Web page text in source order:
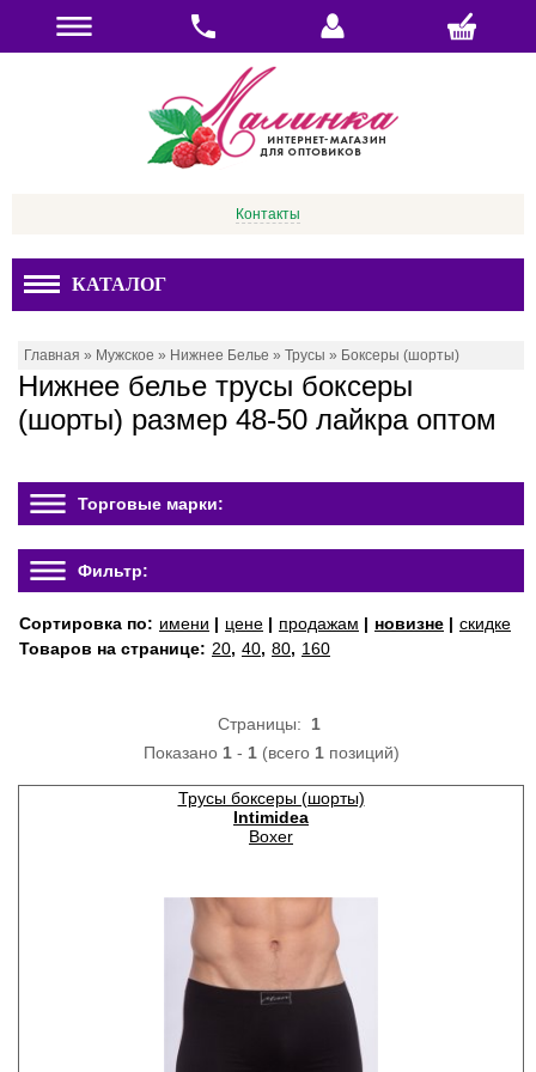
Контакты
КАТАЛОГ
Главная » Мужское » Нижнее Белье » Трусы » Боксеры (шорты)
Нижнее белье трусы боксеры
(шорты) размер 48-50 лайкра оптом
Торговые марки:
Фильтр:
Сортировка по: имени | цене | продажам | новизне | скидке
Товаров на странице: 20, 40, 80, 160
Страницы: 1
Показано 1- 1(всего 1позиций)
Трусы боксеры (шорты)
Intimidea
Boxer